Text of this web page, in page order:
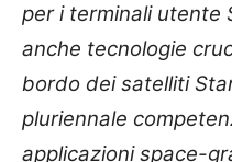
per i terminali utente
anche tecnologie
bordo dei satelliti
pluriennale
applicazioni space-